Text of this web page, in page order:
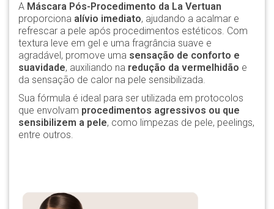
A Máscara Pós-Procedimento da La Vertuan
proporciona alívio imediato, ajudando a acalmar e
refrescar a pele após procedimentos estéticos. Com
textura leve em gel e uma fragrância suave e
agradável, promove uma sensação de conforto e
suavidade, auxiliando na redução da vermelhidão e
da sensação de calor na pele sensibilizada.
Sua fórmula é ideal para ser utilizada em protocolos
que envolvam procedimentos agressivos ou que
sensibilizem a pele, como limpezas de pele, peelings,
entre outros.